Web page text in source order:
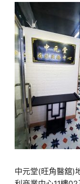
中元堂(旺角醫舘)